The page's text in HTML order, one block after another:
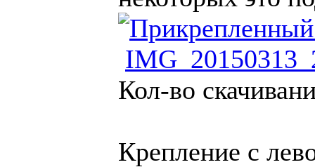
Кол-во
Крепление с